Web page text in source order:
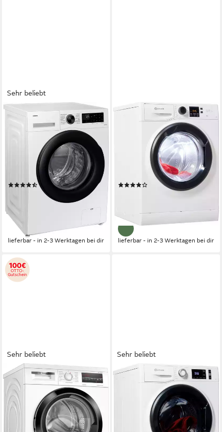
Sehr beliebt
SAMSUNG
Waschmaschine WW5000C
WW8ECGC04AAE
Kapazität Waschen
Betriebsgeräusch
1400 U/min
Schleuderdrehzahl
Produktdatenblatt
(561)
UVP
15,75 €
mtl. in 36 Raten
-56%
lieferbar - in 2-3 Werktagen bei dir
BAUKNECHT
Waschmaschine Super Eco
Kapazität Waschen
Betriebsgeräusch
1400 U/min
Schleuderdrehzahl
Produktdatenblatt
(395)
lieferbar - in 2-3 Werktagen bei dir
Sehr beliebt
BOSCH
Waschmaschine Serie 6
WUU28T48
8 kg
Kapazität Waschen
70 dB(A) Betriebsgeräusch
1400 U/min
Schleuderdrehzahl
Sehr beliebt
BAUKNECHT
Waschmaschine Super Eco
Kapazität Waschen
Betriebsgeräusch
1400 U/min
Schleuderdrehzahl